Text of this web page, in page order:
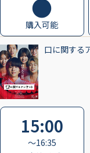
購入可能
口に関する
15:00
〜16:35